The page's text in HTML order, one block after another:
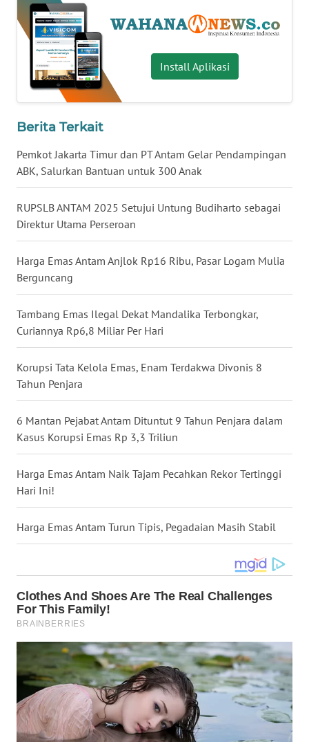
Install Aplikasi
Berita Terkait
Pemkot Jakarta Timur dan PT Antam Gelar Pendampingan
ABK, Salurkan Bantuan untuk 300 Anak
RUPSLB ANTAM 2025 Setujui Untung Budiharto sebagai
Direktur Utama Perseroan
Harga Emas Antam Anjlok Rp16 Ribu, Pasar Logam Mulia
Berguncang
Tambang Emas Ilegal Dekat Mandalika Terbongkar,
Curiannya Rp6,8 Miliar Per Hari
Korupsi Tata Kelola Emas, Enam Terdakwa Divonis 8
Tahun Penjara
6 Mantan Pejabat Antam Dituntut 9 Tahun Penjara dalam
Kasus Korupsi Emas Rp 3,3 Triliun
Harga Emas Antam Naik Tajam Pecahkan Rekor Tertinggi
Hari Ini!
Harga Emas Antam Turun Tipis, Pegadaian Masih Stabil
WN
BABEL
WN
SUMBAR
WN
WN
BENGKULU
WN
LAMPUNG
WN
WN
JATIM
WN
BALI
WN
KALBAR
KALTENG
KALTARA
WN
KALSEL
WN